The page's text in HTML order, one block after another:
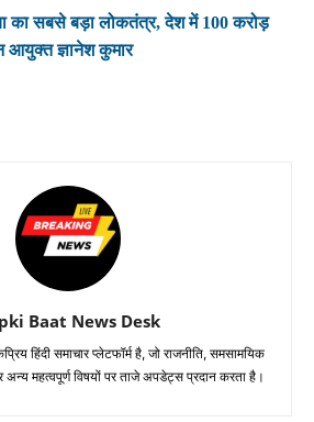
का सबसे बड़ा लोकतंत्र, देश में 100 करोड़
आयुक्त ज्ञानेश कुमार
Baat News Desk
हिंदी समाचार प्लेटफॉर्म है, जो राजनीति, समसामयिक
महत्वपूर्ण विषयों पर ताजे अपडेट्स प्रदान करता है।